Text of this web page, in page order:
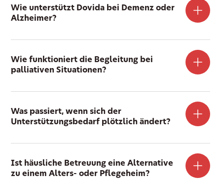
Wie unterstützt Dovida bei Demenz oder
Alzheimer?
Wie funktioniert die Begleitung bei
palliativen Situationen?
Was passiert, wenn sich der
Unterstützungsbedarf plötzlich ändert?
Ist häusliche Betreuung eine Alternative
zu einem Alters- oder Pflegeheim?